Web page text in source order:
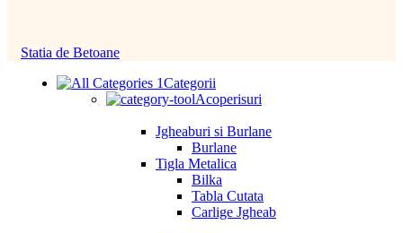
Statia de Betoane
Categorii
Acoperisuri
Jgheaburi si Burlane
Burlane
Tigla Metalica
Bilka
Tabla Cutata
Carlige Jgheab